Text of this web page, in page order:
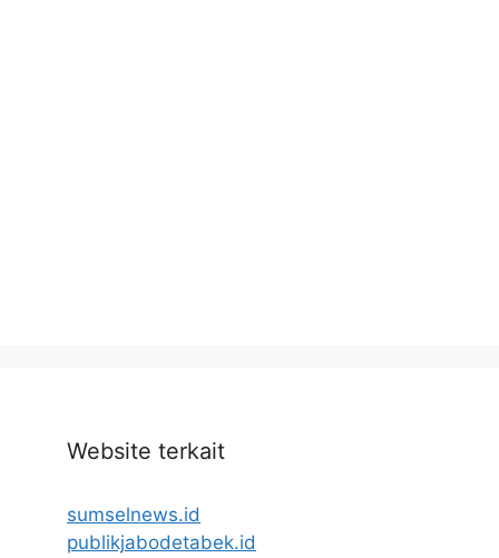
Website terkait
sumselnews.id
publikjabodetabek.id